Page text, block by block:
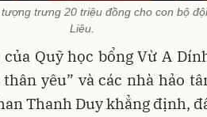
trưng 20 triệu đồng cho con bộ
Liêu.
Quỹ học bổng Vừ A
thân yêu” và các nhà hảo
Thanh Duy khẳng định,